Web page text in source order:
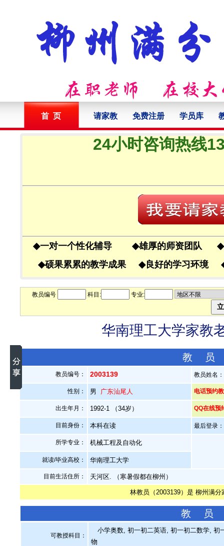
首 页 请家教 免费注册 学员库
24小时咨询热线
◆一对一个性化辅导 ◆雄厚的师资团队 ◆
◆硕果累累的教学成果 ◆良好的学习环境
教员编号 科目: 专业:
华南理工大学家教
教
教员编号： 2003139 教员姓名
性别： 男 广东汕尾人 电话预约
出生年月： 1992-1 （34岁） QQ在线预
目前身份： 本科在读 最后登录
所学专业： 机械工程及自动化
就读/毕业高校： 华南理工大学
目前生活住所： 天河区. （寒暑假都在柳州）
林教员（2003139）是 柳州满分
教 员
可教授科目：
小学奥数, 初一初二英语, 初一初二数学, 初
物